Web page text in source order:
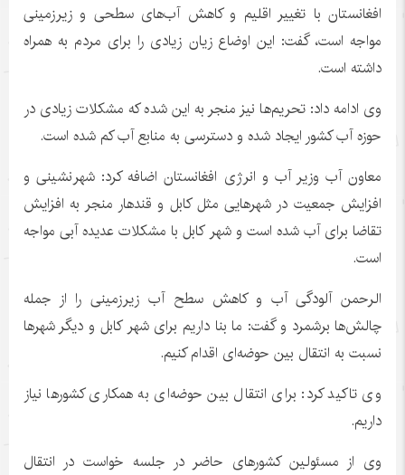
افغانستان با تغییر اقلیم و کاهش آب‌های سطحی و زیرزمینی
مواجه است، گفت: این اوضاع زیان زیادی را برای مردم به همراه
داشته است.
وی ادامه داد: تحریم‌ها نیز منجر به این شده که مشکلات زیادی در
حوزه آب کشور ایجاد شده و دسترسی به منابع آب کم شده است.
معاون آب وزیر آب و انرژی افغانستان اضافه کرد: شهرنشینی و
افزایش جمعیت در شهرهایی مثل کابل و قندهار منجر به افزایش
تقاضا برای آب شده است و شهر کابل با مشکلات عدیده آبی مواجه
است.
الرحمن آلودگی آب و کاهش سطح آب زیرزمینی را از جمله
چالش‌ها برشمرد و گفت: ما بنا داریم برای شهر کابل و دیگر شهرها
نسبت به انتقال بین حوضه‌ای اقدام کنیم.
وی تاکید کرد: برای انتقال بین حوضه‌ای به همکاری کشورها نیاز
داریم.
وی از مسئولین کشورهای حاضر در جلسه خواست در انتقال